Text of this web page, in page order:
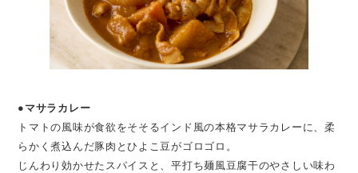
●マサラカレー
トマトの風味が食欲をそそるインド風の本格マサラカレーに、柔
らかく煮込んだ豚肉とひよこ豆がゴロゴロ。
じんわり効かせたスパイスと、平打ち麺風豆腐干のやさしい味わ